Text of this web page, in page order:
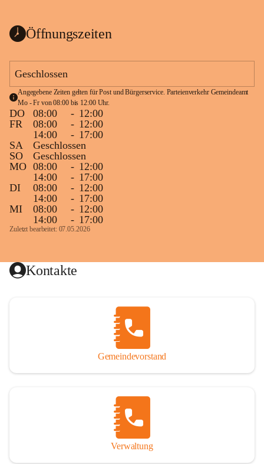
Öffnungszeiten
Geschlossen
Angegebene Zeiten gelten für Post und Bürgerservice. Parteienverkehr Gemeindeamt
Mo - Fr von 08:00 bis 12:00 Uhr.
DO 08:00 - 12:00
FR
08:00 - 12:00
14:00
- 17:00
SA
Geschlossen
SO
Geschlossen
MO 08:00 - 12:00
14:00
- 17:00
DI
08:00 - 12:00
14:00
- 17:00
MI
08:00 - 12:00
14:00
- 17:00
Zuletzt bearbeitet: 07.05.2026
Kontakte
Gemeindevorstand
Verwaltung